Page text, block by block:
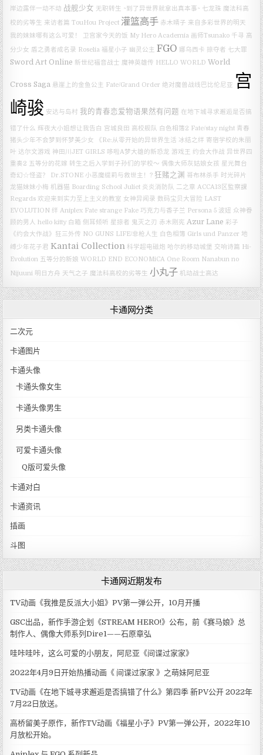
岸边露伴一动不动 战舰少女 无职转生 ~到了异世界就拿出真本事~ 七龙珠 魔法科高
校的劣等生 来访者篇 TouHou Project 灌篮高手 赤木晴子 来自多彩世界的明天
我的妹妹哪有这么可爱！
卫宫家今天的饭 My Hero Academia 画师Tsunako 千寻 高
分少女 盾之勇者成名录 Roselia 福星小子 幽灵公主 FGO 娜乌西卡 掠夺者 七大罪
Sword Art Online 新世纪福音战士 魔神英雄传 HELLO WORLD World
Cross Saga 悬崖上的金鱼公主 Fate/Grand Order 绝对魔兽战线巴比伦尼亚 宫
崎骏 安达与岛村 我的青春恋爱物语果然有问题 在地下城寻求邂逅是否搞
错了什么 辉夜大小姐想让我告白 宫城良田 高校舰队 白色相簿2 Fate/stay night 青春
猪头少年不会梦到怀梦美少女
《Re:从零开始的异世界生活 冰结之绊 寄宿学校的朱丽
叶 达尔文游戏 神田川JET GIRLS 哆啦A梦大雄的新恐龙 游戏王 约会大作战 异世界四
重奏2 五等分的花嫁 转生之后入学到子孙们的学校～ 偶像大师灰姑娘女孩 星光舞台
奇幻☆怪盗？
Dr.STONE 小恶魔缇莉与救世主！? 狂赌之渊 哥布林杀手 时光碎片
龙猫妹妹小梅 机器猫 Boarding School Juliet 炎炎消防队 二之章 ACCA13区監察課
Regards 欢迎来到实力至上主义的教室 女神异闻录 数码宝贝大冒险 LAST
EVOLUTION 绊 Aniplex Fate strange Fake 巧克力与香子兰 Persona 5 波妞 众神眷
顾的男人 hello kitty 白箱 侧耳倾听 星掠者 鬼灭之刃 赤木刚宪 Azur Lane 彩子
《约会大作战》狂三外传 NO GUNS LIFE/非枪人生 白色相簿 Girls und Panzer 地
缚少年花子君 Kantai Collection 科学超电磁炮 哈尔的移动城堡 交响诗篇 Hi-
Evolution 五等分的新娘 WORLD END ECONOMiCA One Room Nanabun no
Nijuuni 明日方舟 天气之子 魔法科高校的劣等生 小丸子 机动战士高达
卡通网分类
二次元
卡通图片
卡通头像
卡通头像女生
卡通头像男生
另类卡通头像
可爱卡通头像
Q版可爱头像
卡通对白
卡通资讯
插画
斗图
卡通网近期发布
TV动画《我推是反派大小姐》PV第一弹公开，10月开播
GSC出品，新作手游企划《STREAM HERO!》公布，前《赛马娘》总
制作人、偶像大师系列Dire1——石原章弘
哇咔哇咔，这么可爱的小朋友，阿尼亚《间谍过家家》
2022年4月9日开始热播动画《 间谍过家家 》之萌妹阿尼亚
TV动画《在地下城寻求邂逅是否搞错了什么》第四季 新PV公开 2022年
7月22日放送。
高桥留美子原作，新作TV动画《福星小子》PV第一弹公开，2022年10
月放松开始。